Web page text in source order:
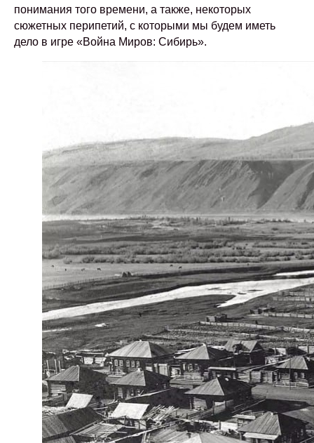
понимания того времени, а также, некоторых
сюжетных перипетий, с которыми мы будем иметь
дело в игре «Война Миров: Сибирь».